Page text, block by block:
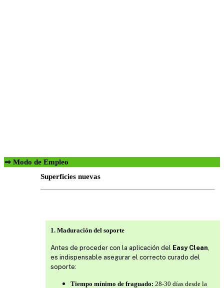
⇒ Modo de Empleo
Superficies nuevas
1. Maduración del soporte
Antes de proceder con la aplicación del Easy Clean
es indispensable asegurar el correcto curado del
soporte:
Tiempo mínimo de fraguado: 28-30 días desde la